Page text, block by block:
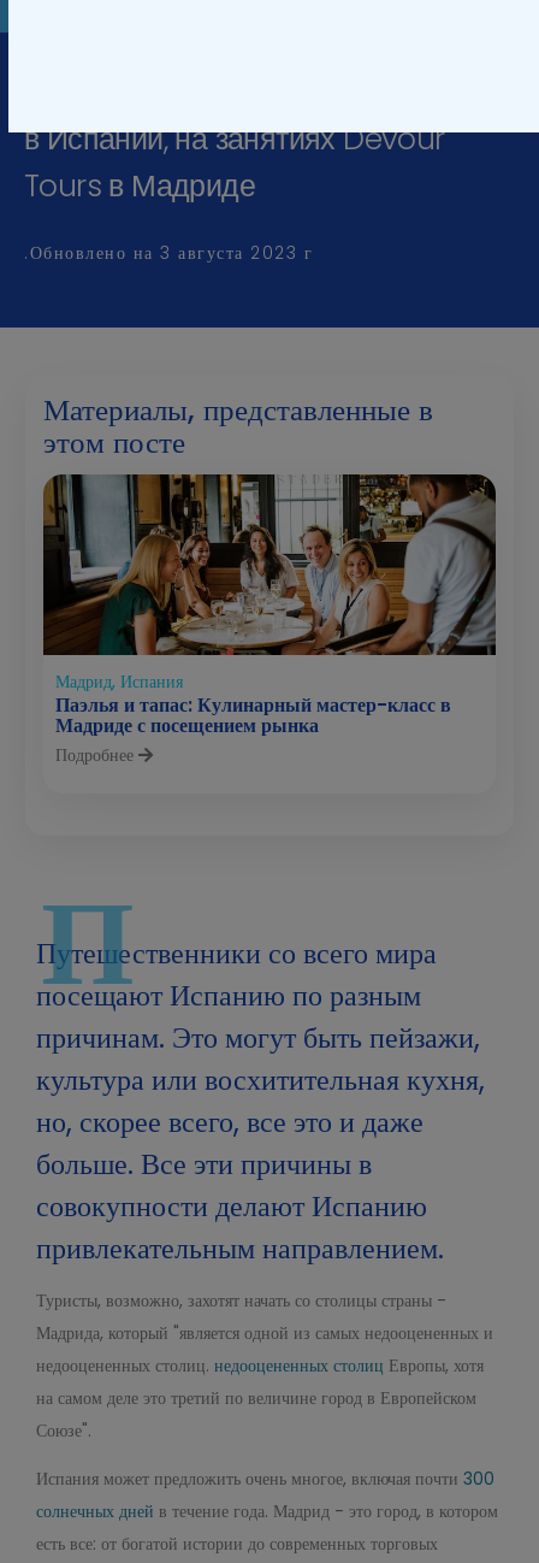
в Испании, на занятиях Devour
Tours в Мадриде
Обновлено на 3 августа 2023 г.
П
Путешественники со всего мира
посещают Испанию по разным
причинам. Это могут быть пейзажи,
культура или восхитительная кухня,
но, скорее всего, все это и даже
больше. Все эти причины в
совокупности делают Испанию
привлекательным направлением.
Туристы, возможно, захотят начать со столицы страны -
Мадрида, который "является одной из самых недооцененных и
недооцененных столиц. недооцененных столиц Европы, хотя
на самом деле это третий по величине город в Европейском
Союзе".
Испания может предложить очень многое, включая почти 300
солнечных дней в течение года. Мадрид - это город, в котором
есть все: от богатой истории до современных торговых
Материалы, представленные в
этом посте
Мадрид, Испания
Паэлья и тапас: Кулинарный мастер-класс в
Мадриде с посещением рынка
Подробнее